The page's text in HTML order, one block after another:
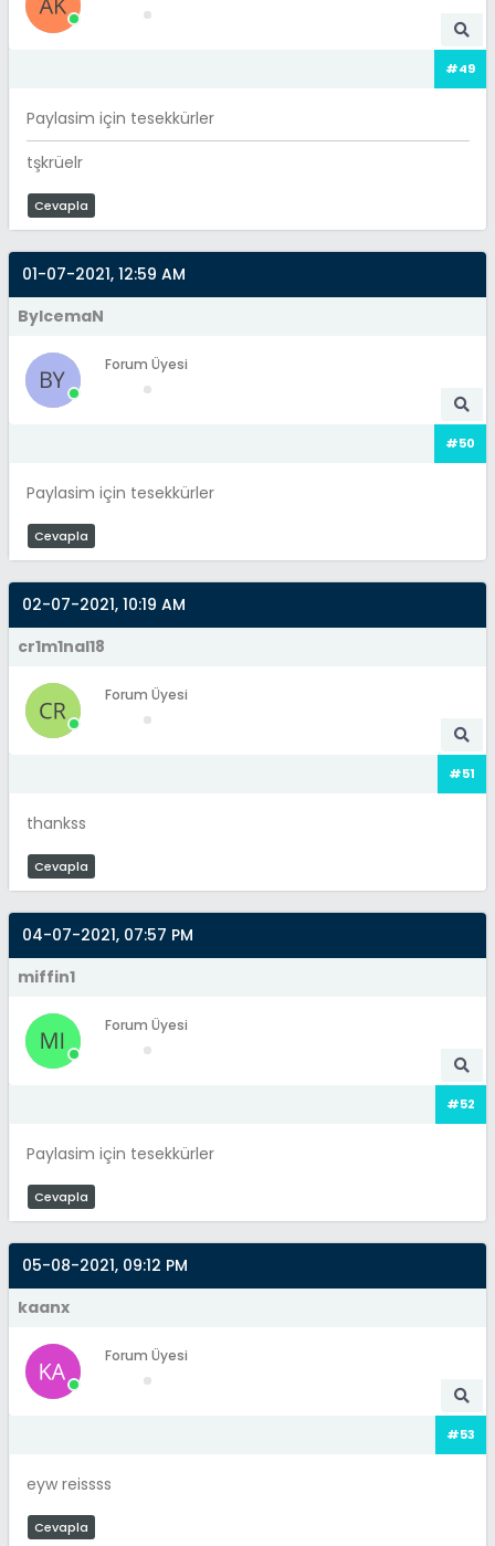
#49
Paylasim için tesekkürler
tşkrüelr
Cevapla
01-07-2021, 12:59 AM
ByIcemaN
Forum Üyesi
#50
Paylasim için tesekkürler
Cevapla
02-07-2021, 10:19 AM
cr1m1nal18
Forum Üyesi
#51
thankss
Cevapla
04-07-2021, 07:57 PM
miffin1
Forum Üyesi
#52
Paylasim için tesekkürler
Cevapla
05-08-2021, 09:12 PM
kaanx
Forum Üyesi
#53
eyw reissss
Cevapla